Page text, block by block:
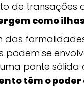
de transações
como
das
podem se
ponte
têm o